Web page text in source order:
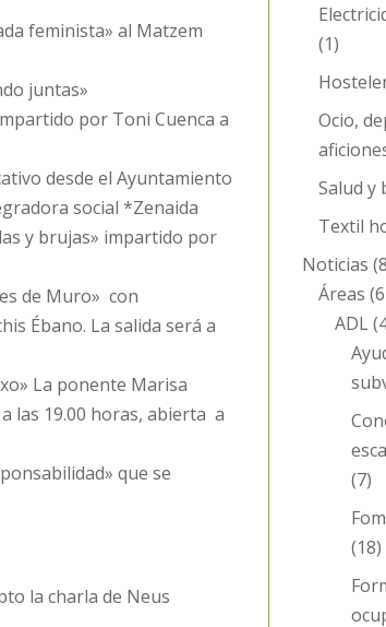
feminista» al Matzem
juntas»
por Toni Cuenca a
desde el Ayuntamiento
social *Zenaida
y brujas» impartido por
de Muro» con
Ébano. La salida será a
La ponente Marisa
las 19.00 horas, abierta a
que se
la charla de Neus
(1)
Ocio,
Salud y
Textil
Noticias
Áreas
ADL
(7)
(18)